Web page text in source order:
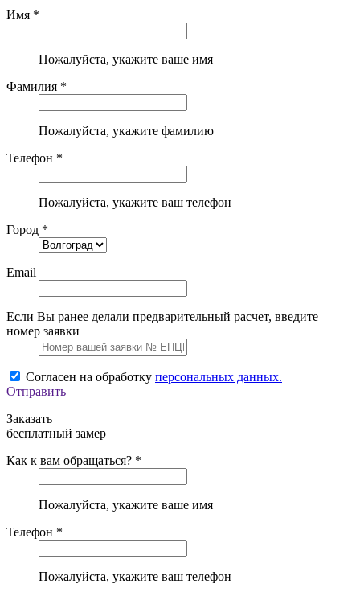
Имя *
Пожалуйста, укажите ваше имя
Фамилия *
Пожалуйста, укажите фамилию
Телефон *
Пожалуйста, укажите ваш телефон
Город *
Email
Если Вы ранее делали предварительный расчет, введите
номер заявки
Согласен на обработку персональных данных.
Отправить
Заказать
бесплатный замер
Как к вам обращаться? *
Пожалуйста, укажите ваше имя
Телефон *
Пожалуйста, укажите ваш телефон